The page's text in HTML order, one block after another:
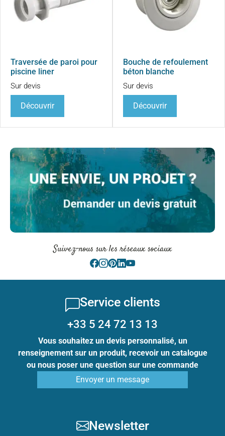
Traversée de paroi pour
piscine liner
Sur devis
Découvrir
Bouche de refoulement
béton blanche
Sur devis
Découvrir
Suivez-nous sur les réseaux sociaux
Service clients
+33 5 24 72 13 13
Vous souhaitez un devis personnalisé, un
renseignement sur un produit, recevoir un catalogue
ou nous poser une question sur une commande
Envoyer un message
Newsletter